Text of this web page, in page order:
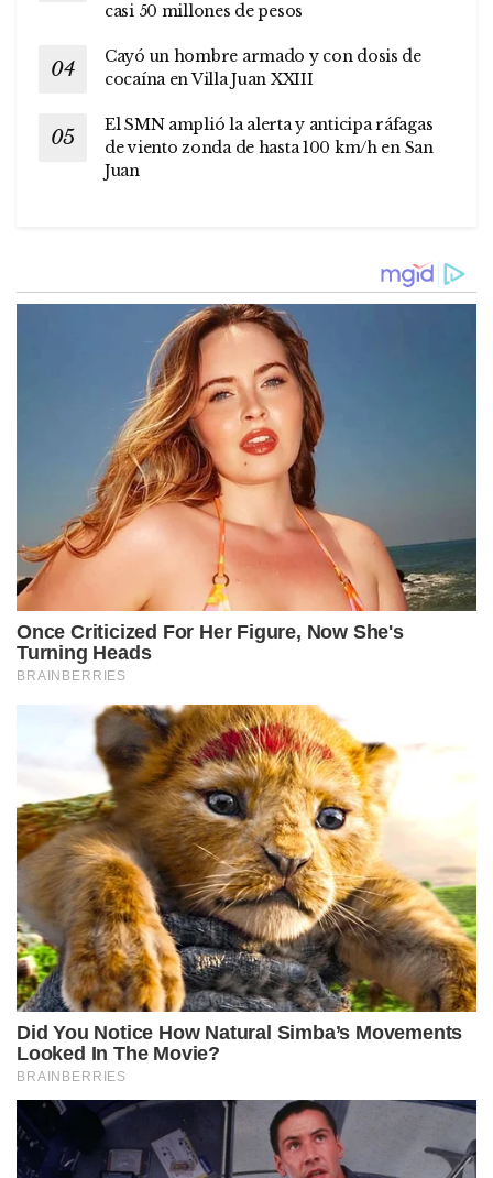
casi 50 millones de pesos
Cayó un hombre armado y con dosis de
cocaína en Villa Juan XXIII
El SMN amplió la alerta y anticipa ráfagas
de viento zonda de hasta 100 km/h en San
Juan